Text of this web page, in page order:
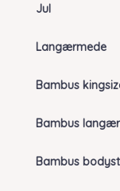
Jul
Langærmede
Bambus
Bambus
Bambus